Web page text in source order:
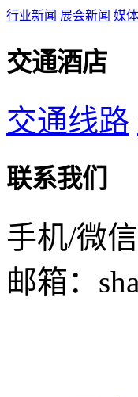
行业新闻 展会新闻 媒
交通酒店
交通线路
联系我们
手机/微
邮箱：